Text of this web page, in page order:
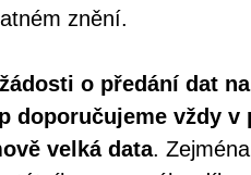
znění.
o předání dat
doporučujeme vždy
velká data.